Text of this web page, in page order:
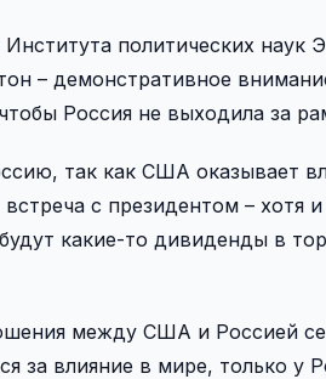
политических наук
– демонстративное
Россия не выходила за
так как США оказывает
с президентом – хотя
какие-то дивиденды в
между США и Россией
за влияние в мире, только у